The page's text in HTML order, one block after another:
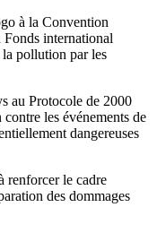
à la Convention
international
la pollution par les
au Protocole de 2000
les événements de
dangereuses
renforcer le cadre
des dommages